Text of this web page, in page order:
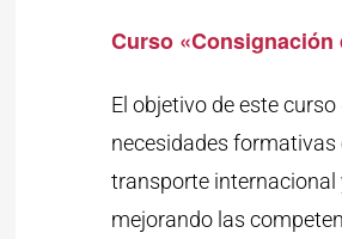
Curso «Consignación
El objetivo de este
necesidades
transporte internacional
mejorando las